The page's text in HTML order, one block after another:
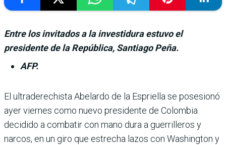
Entre los invitados a la investidura estuvo el
presidente de la República, Santiago Peña.
AFP.
El ultraderechista Abe­lardo de la Espriella se posesionó
ayer viernes como nuevo presi­dente de Colombia
decidido a combatir con mano dura a guerrilleros y
narcos, en un giro que estrecha lazos con Washington y